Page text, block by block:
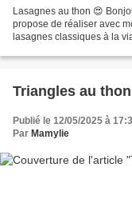
Lasagnes au thon 😍 Bonjour mes Gourmands(es) 😍 Aujourd'hui je te
propose de réaliser avec
lasagnes classiques à la
Triangles au
Publié le 12/05/2025 à
Par Mamylie